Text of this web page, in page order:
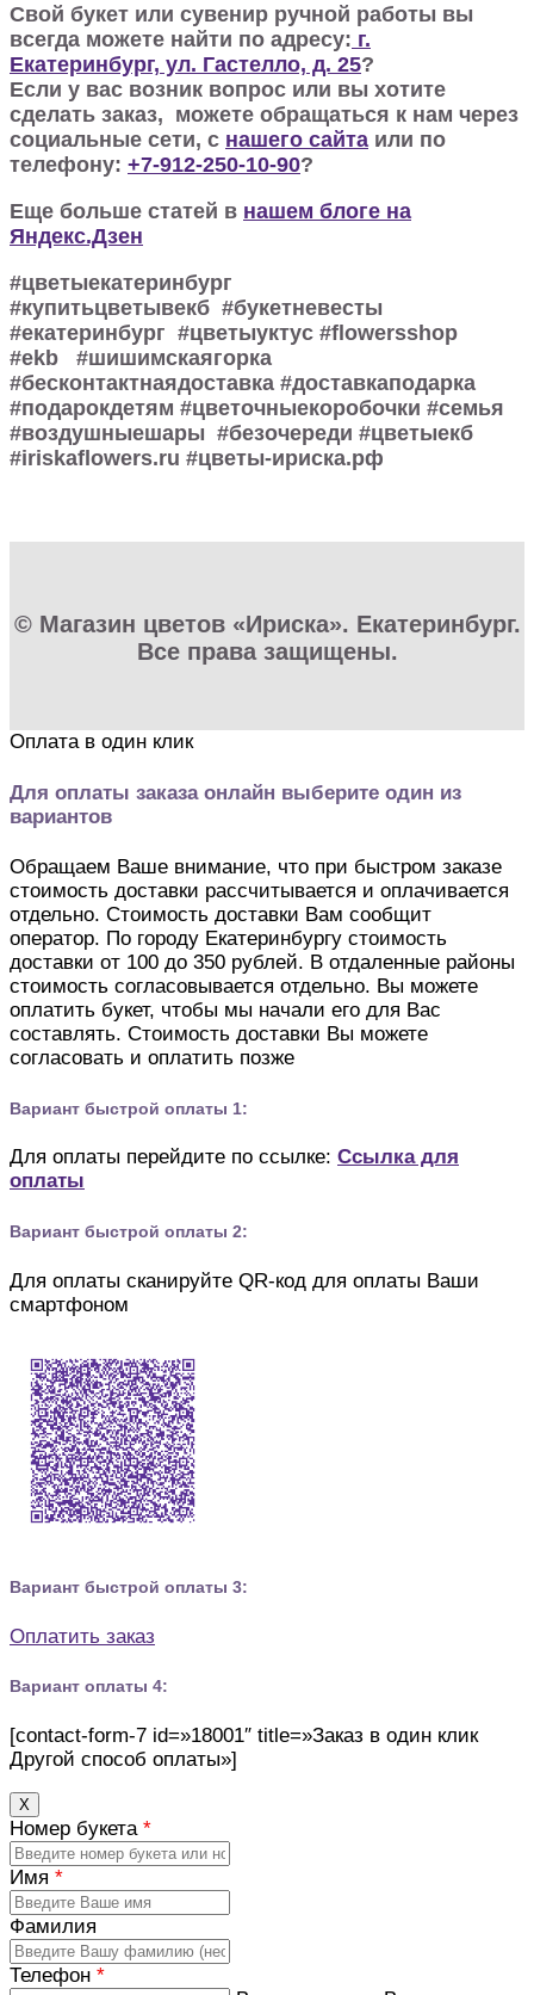
Свой букет или сувенир ручной работы вы
всегда можете найти по адресу: г.
Екатеринбург, ул. Гастелло, д. 25?
Если у вас возник вопрос или вы хотите
сделать заказ, можете обращаться к нам через
социальные сети, с нашего сайта или по
телефону: +7-912-250-10-90?
Еще больше статей в нашем блоге на
Яндекс.Дзен
#цветыекатеринбург
#купитьцветывекб #букетневесты
#екатеринбург #цветыуктус #flowersshop
#ekb #шишимскаягорка
#бесконтактнаядоставка #доставкаподарка
#подарокдетям #цветочныекоробочки #семья
#воздушныешары #безочереди #цветыекб
#iriskaflowers.ru #цветы-ириска.рф
© Магазин цветов «Ириска». Екатеринбург.
Все права защищены.
Оплата в один клик
Для оплаты заказа онлайн выберите один из
вариантов
Обращаем Ваше внимание, что при быстром заказе
стоимость доставки рассчитывается и оплачивается
отдельно. Стоимость доставки Вам сообщит
оператор. По городу Екатеринбургу стоимость
доставки от 100 до 350 рублей. В отдаленные районы
стоимость согласовывается отдельно. Вы можете
оплатить букет, чтобы мы начали его для Вас
составлять. Стоимость доставки Вы можете
согласовать и оплатить позже
Вариант быстрой оплаты 1:
Для оплаты перейдите по ссылке: Ссылка для
оплаты
Вариант быстрой оплаты 2:
Для оплаты сканируйте QR-код для оплаты Ваши
смартфоном
Вариант быстрой оплаты 3:
Оплатить заказ
Вариант оплаты 4:
[contact-form-7 id=»18001″ title=»Заказ в один клик
Другой способ оплаты»]
Х
Номер букета *
Имя *
Фамилия
Телефон *